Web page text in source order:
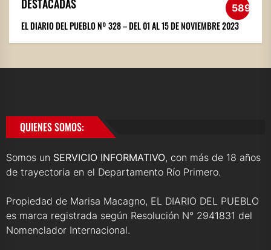
DESTACADAS 589
EL DIARIO DEL PUEBLO Nº 328 – DEL 01 AL 15 DE NOVIEMBRE 2023
QUIENES SOMOS:
Somos un SERVICIO INFORMATIVO, con más de 18 años
de trayectoria en el Departamento Río Primero.
Propiedad de Marisa Macagno, EL DIARIO DEL PUEBLO
es marca registrada según Resolución N° 2941831 del
Nomenclador Internacional.